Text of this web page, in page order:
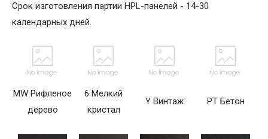
Срок изготовления партии HPL-панелей - 14-30
календарных дней.
MW Рифленое
дерево
6 Мелкий
кристал
Y Винтаж PT Бетон